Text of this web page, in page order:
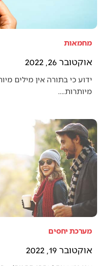
מחמאות
אוקטובר 26, 2022
ידוע כי בתורה אין מילים
מיותרות.…
מערכת יחסים
אוקטובר 19, 2022